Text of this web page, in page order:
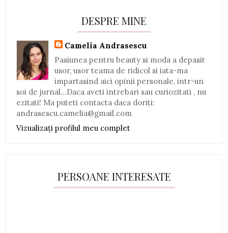
DESPRE MINE
Camelia Andrasescu
Pasiunea pentru beauty si moda a depasit
usor, usor teama de ridicol si iata-ma
impartasind aici opinii personale, intr-un
soi de jurnal...Daca aveti intrebari sau curiozitati , nu
ezitati! Ma puteti contacta daca doriti:
andrasescu.camelia@gmail.com
Vizualizați profilul meu complet
PERSOANE INTERESATE